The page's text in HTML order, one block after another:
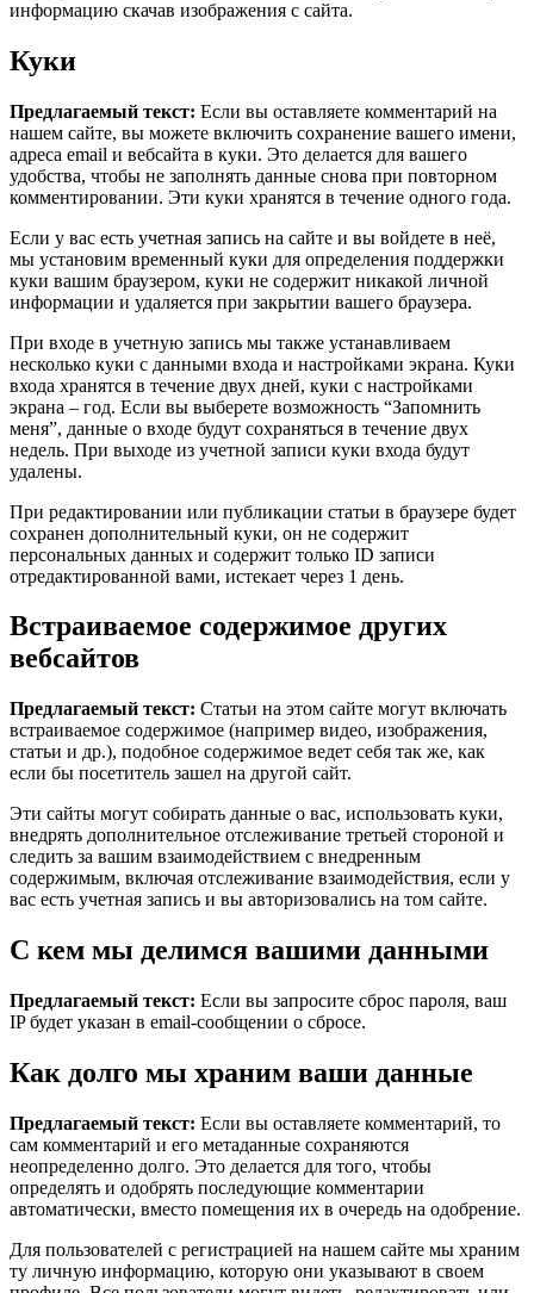
информацию скачав изображения с сайта.
Куки
Предлагаемый текст: Если вы оставляете комментарий на
нашем сайте, вы можете включить сохранение вашего имени,
адреса email и вебсайта в куки. Это делается для вашего
удобства, чтобы не заполнять данные снова при повторном
комментировании. Эти куки хранятся в течение одного года.
Если у вас есть учетная запись на сайте и вы войдете в неё,
мы установим временный куки для определения поддержки
куки вашим браузером, куки не содержит никакой личной
информации и удаляется при закрытии вашего браузера.
При входе в учетную запись мы также устанавливаем
несколько куки с данными входа и настройками экрана. Куки
входа хранятся в течение двух дней, куки с настройками
экрана – год. Если вы выберете возможность “Запомнить
меня”, данные о входе будут сохраняться в течение двух
недель. При выходе из учетной записи куки входа будут
удалены.
При редактировании или публикации статьи в браузере будет
сохранен дополнительный куки, он не содержит
персональных данных и содержит только ID записи
отредактированной вами, истекает через 1 день.
Встраиваемое содержимое других
вебсайтов
Предлагаемый текст: Статьи на этом сайте могут включать
встраиваемое содержимое (например видео, изображения,
статьи и др.), подобное содержимое ведет себя так же, как
если бы посетитель зашел на другой сайт.
Эти сайты могут собирать данные о вас, использовать куки,
внедрять дополнительное отслеживание третьей стороной и
следить за вашим взаимодействием с внедренным
содержимым, включая отслеживание взаимодействия, если у
вас есть учетная запись и вы авторизовались на том сайте.
С кем мы делимся вашими данными
Предлагаемый текст: Если вы запросите сброс пароля, ваш
IP будет указан в email-сообщении о сбросе.
Как долго мы храним ваши данные
Предлагаемый текст: Если вы оставляете комментарий, то
сам комментарий и его метаданные сохраняются
неопределенно долго. Это делается для того, чтобы
определять и одобрять последующие комментарии
автоматически, вместо помещения их в очередь на одобрение.
Для пользователей с регистрацией на нашем сайте мы храним
ту личную информацию, которую они указывают в своем